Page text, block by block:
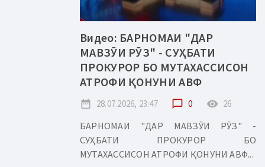
Видео: БАРНОМАИ "ДАР
МАВЗӮИ РӮЗ" - СУҲБАТИ
ПРОКУРОР БО МУТАХАССИСОН
АТРОФИ ҚОНУНИ АВФ
date_range 28.07.2026, 23:47 chat_bubble_outline 0 remove_red_eye 26
БАРНОМАИ "ДАР МАВЗӮИ РӮЗ" -
СУҲБАТИ ПРОКУРОР БО
МУТАХАССИСОН АТРОФИ ҚОНУНИ АВФ...